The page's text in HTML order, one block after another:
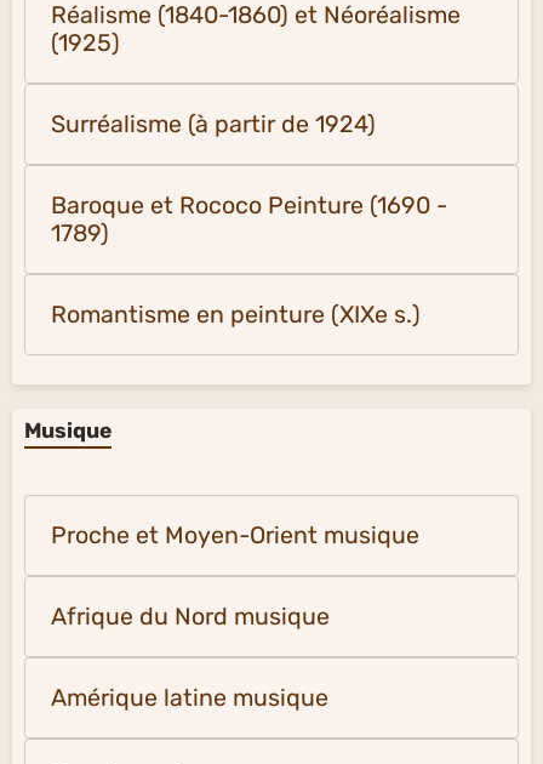
Réalisme (1840-1860) et Néoréalisme
(1925)
Surréalisme (à partir de 1924)
Baroque et Rococo Peinture (1690 -
1789)
Romantisme en peinture (XIXe s.)
Musique
Proche et Moyen-Orient musique
Afrique du Nord musique
Amérique latine musique